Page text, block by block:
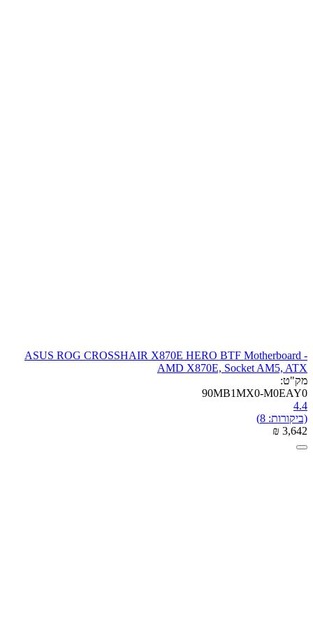
ASUS ROG CROSSHAIR X870E HERO BTF Motherboard -
AMD X870E, Socket AM5, ATX
מק"ט:
90MB1MX0-M0EAY0
4.4
(ביקורות: 8)
₪ 3,642